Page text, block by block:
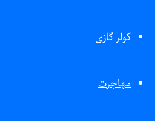
کولر گازی
مهاجرت